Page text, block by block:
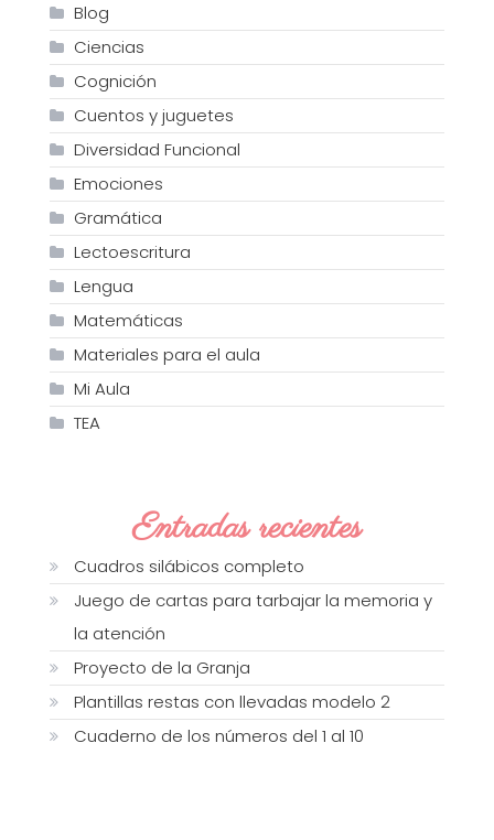
Blog
Ciencias
Cognición
Cuentos y juguetes
Diversidad Funcional
Emociones
Gramática
Lectoescritura
Lengua
Matemáticas
Materiales para el aula
Mi Aula
TEA
Entradas recientes
Cuadros silábicos completo
Juego de cartas para tarbajar la memoria y
la atención
Proyecto de la Granja
Plantillas restas con llevadas modelo 2
Cuaderno de los números del 1 al 10